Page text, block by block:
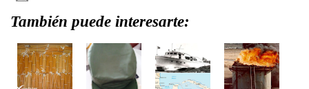
También puede interesarte: